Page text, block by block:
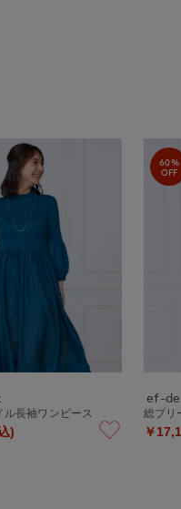
ル長袖ワンピース
)
60%
OFF
ef-
総プリ
￥